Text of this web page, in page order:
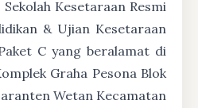
Sekolah Kesetaraan Resmi
& Ujian Kesetaraan
C yang beralamat di
Graha Pesona Blok
Wetan Kecamatan